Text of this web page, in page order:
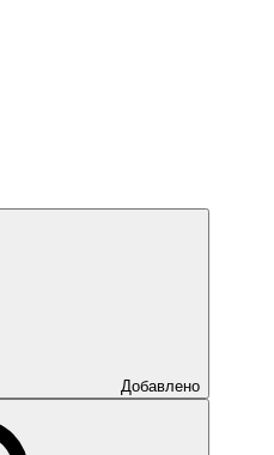
Добавлено